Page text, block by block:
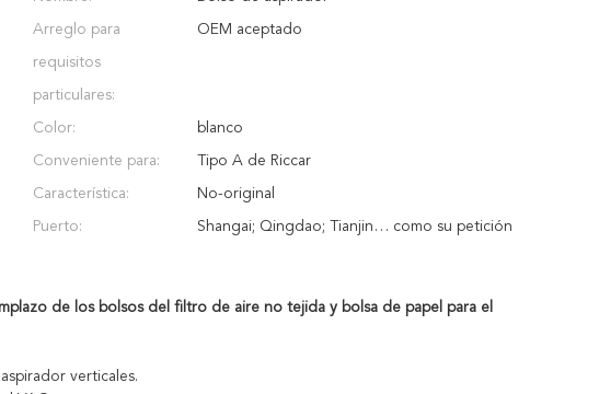
Arreglo para
requisitos
particulares:
OEM aceptado
Color: blanco
Conveniente para: Tipo A de Riccar
Característica: No-original
Puerto: Shangai; Qingdao; Tianjin… como su petición
de los bolsos del filtro de aire no tejida y bolsa de papel para el
verticales.